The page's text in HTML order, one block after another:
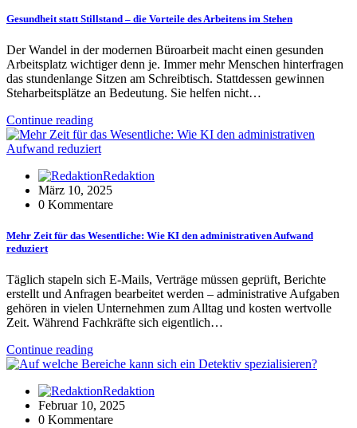
Gesundheit statt Stillstand – die Vorteile des Arbeitens im Stehen
Der Wandel in der modernen Büroarbeit macht einen gesunden
Arbeitsplatz wichtiger denn je. Immer mehr Menschen hinterfragen
das stundenlange Sitzen am Schreibtisch. Stattdessen gewinnen
Steharbeitsplätze an Bedeutung. Sie helfen nicht…
Continue reading
Redaktion
März 10, 2025
0 Kommentare
Mehr Zeit für das Wesentliche: Wie KI den administrativen Aufwand
reduziert
Täglich stapeln sich E-Mails, Verträge müssen geprüft, Berichte
erstellt und Anfragen bearbeitet werden – administrative Aufgaben
gehören in vielen Unternehmen zum Alltag und kosten wertvolle
Zeit. Während Fachkräfte sich eigentlich…
Continue reading
Redaktion
Februar 10, 2025
0 Kommentare